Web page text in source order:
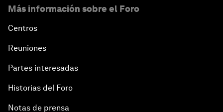
Más información sobre el Foro
Centros
Reuniones
Partes interesadas
Historias del Foro
Notas de prensa